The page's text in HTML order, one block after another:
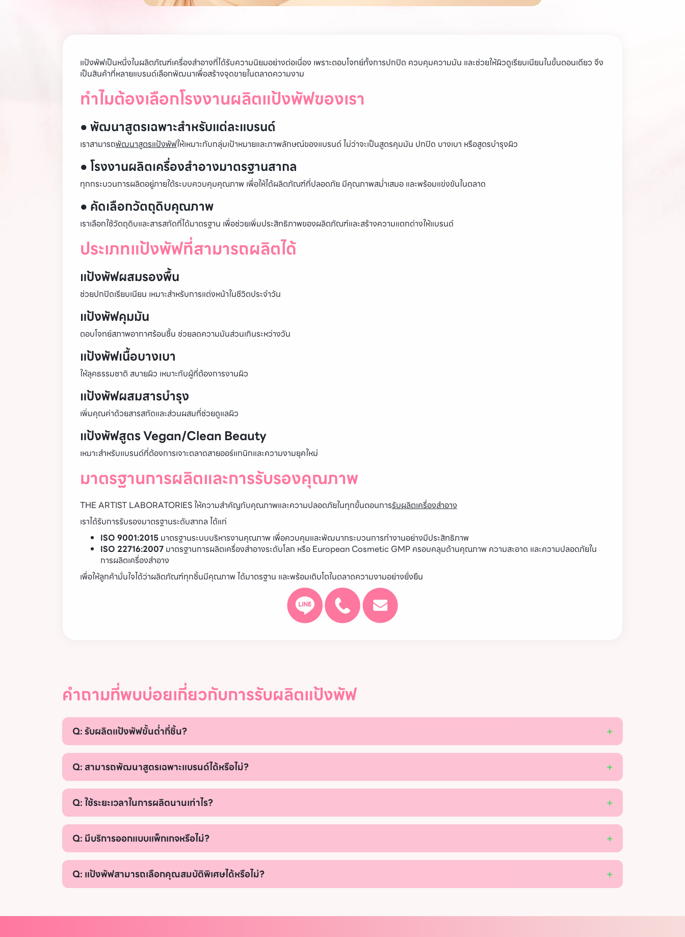
แป้งพัฟเป็นหนึ่งในผลิตภัณฑ์เครื่องสำอางที่ได้รับความนิยมอย่างต่อเนื่อง เพราะตอบโจทย์ทั้งการปกปิด ควบคุมความมัน และช่วยให้ผิวดูเรียบเนียนในขั้นตอนเดียว จึง
เป็นสินค้าที่หลายแบรนด์เลือกพัฒนาเพื่อสร้างจุดขายในตลาดความงาม
ทำไมต้องเลือกโรงงานผลิตแป้งพัฟของเรา
● พัฒนาสูตรเฉพาะสำหรับแต่ละแบรนด์
เราสามารถพัฒนาสูตรแป้งพัฟให้เหมาะกับกลุ่มเป้าหมายและภาพลักษณ์ของแบรนด์ ไม่ว่าจะเป็นสูตรคุมมัน ปกปิด บางเบา หรือสูตรบำรุงผิว
● โรงงานผลิตเครื่องสำอางมาตรฐานสากล
ทุกกระบวนการผลิตอยู่ภายใต้ระบบควบคุมคุณภาพ เพื่อให้ได้ผลิตภัณฑ์ที่ปลอดภัย มีคุณภาพสม่ำเสมอ และพร้อมแข่งขันในตลาด
● คัดเลือกวัตถุดิบคุณภาพ
เราเลือกใช้วัตถุดิบและสารสกัดที่ได้มาตรฐาน เพื่อช่วยเพิ่มประสิทธิภาพของผลิตภัณฑ์และสร้างความแตกต่างให้แบรนด์
ประเภทแป้งพัฟที่สามารถผลิตได้
แป้งพัฟผสมรองพื้น
ช่วยปกปิดเรียบเนียน เหมาะสำหรับการแต่งหน้าในชีวิตประจำวัน
แป้งพัฟคุมมัน
ตอบโจทย์สภาพอากาศร้อนชื้น ช่วยลดความมันส่วนเกินระหว่างวัน
แป้งพัฟเนื้อบางเบา
ให้ลุคธรรมชาติ สบายผิว เหมาะกับผู้ที่ต้องการงานผิว
แป้งพัฟผสมสารบำรุง
เพิ่มคุณค่าด้วยสารสกัดและส่วนผสมที่ช่วยดูแลผิว
แป้งพัฟสูตร Vegan/Clean Beauty
เหมาะสำหรับแบรนด์ที่ต้องการเจาะตลาดสายออร์แกนิกและความงามยุคใหม่
มาตรฐานการผลิตและการรับรองคุณภาพ
THE ARTIST LABORATORIES ให้ความสำคัญกับคุณภาพและความปลอดภัยในทุกขั้นตอนการรับผลิตเครื่องสำอาง
เราได้รับการรับรองมาตรฐานระดับสากล ได้แก่
ISO 9001:2015มาตรฐานระบบบริหารงานคุณภาพ เพื่อควบคุมและพัฒนากระบวนการทำงานอย่างมีประสิทธิภาพ
ISO 22716:2007มาตรฐานการผลิตเครื่องสำอางระดับโลก หรือ European Cosmetic GMP ครอบคลุมด้านคุณภาพ ความสะอาด และความปลอดภัยใน
การผลิตเครื่องสำอาง
เพื่อให้ลูกค้ามั่นใจได้ว่าผลิตภัณฑ์ทุกชิ้นมีคุณภาพ ได้มาตรฐาน และพร้อมเติบโตในตลาดความงามอย่างยั่งยืน
คำถามที่พบบ่อยเกี่ยวกับการรับผลิตแป้งพัฟ
Q: รับผลิตแป้งพัฟขั้นต่ำกี่ชิ้น?
Q: สามารถพัฒนาสูตรเฉพาะแบรนด์ได้หรือไม่?
Q: ใช้ระยะเวลาในการผลิตนานเท่าไร?
Q: มีบริการออกแบบแพ็กเกจหรือไม่?
Q: แป้งพัฟสามารถเลือกคุณสมบัติพิเศษได้หรือไม่?